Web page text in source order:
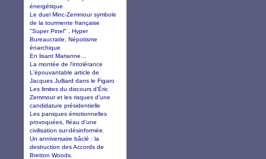
énergétique
Le duel Minc-Zemmour symbole
de la tourmente française
"Super Pinel" , Hyper
Bureaucratie, Népotisme
énarchique
En lisant Marianne…
La montée de l'intolérance
L'épouvantable article de
Jacques Julliard dans le Figaro
Les limites du discours d’Éric
Zemmour et les risques d’une
candidature présidentielle
Les paniques émotionnelles
provoquées, fléau d’une
civilisation sur-désinformée.
Un anniversaire bâclé : la
destruction des Accords de
Bretton Woods.